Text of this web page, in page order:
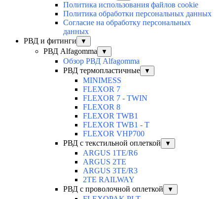
Политика использования файлов cookie
Политика обработки персональных данных
Согласие на обработку персональных
данных
РВД и фитинги
▼
РВД Alfagomma ▼
Обзор РВД Alfagomma
РВД термопластичные
▼
MINIMESS
FLEXOR 7
FLEXOR 7 - TWIN
FLEXOR 8
FLEXOR TWB1
FLEXOR TWB1 - T
FLEXOR VHP700
РВД с текстильной оплеткой
▼
ARGUS 1TE/R6
ARGUS 2TЕ
ARGUS 3TE/R3
2TE RAILWAY
РВД с проволочной оплеткой
▼